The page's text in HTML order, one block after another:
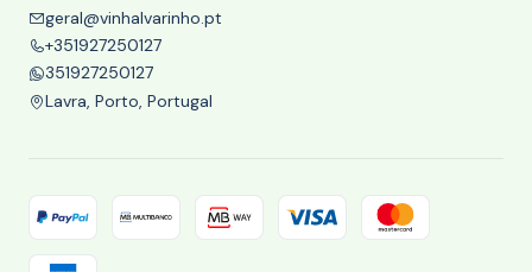
geral@vinhalvarinho.pt
+351927250127
351927250127
Lavra, Porto, Portugal